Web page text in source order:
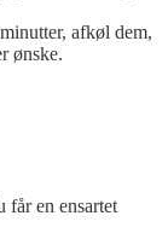
afkøl dem,
ønske.
får en ensartet